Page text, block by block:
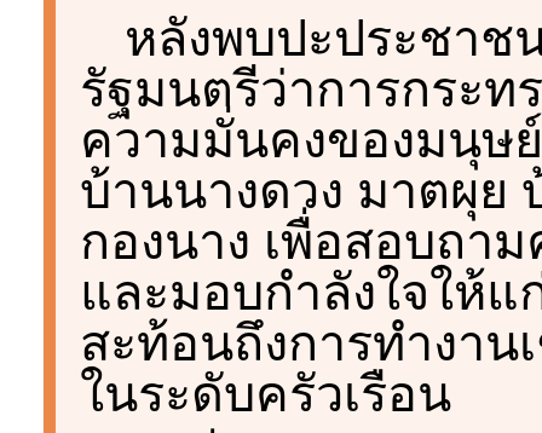
หลังพบปะประชาช
รัฐมนตรีว่าการกระ
ความมั่นคงของมนุษ
บ้านนางดวง มาตผุย
กองนาง เพื่อสอบถา
และมอบกำลังใจให้
สะท้อนถึงการทำงาน
ในระดับครัวเรือน